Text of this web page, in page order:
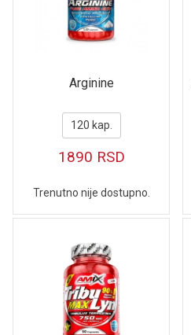
Arginine
120 kap.
1890 RSD
Trenutno nije dostupno.